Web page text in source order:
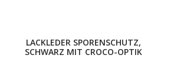
LACKLEDER SPORENSCHUTZ,
SCHWARZ MIT CROCO-OPTIK